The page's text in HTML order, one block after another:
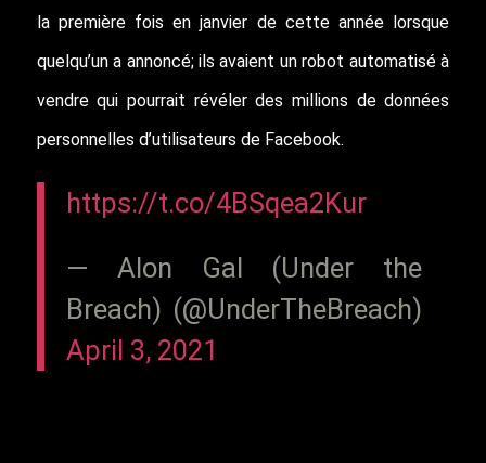
la première fois en janvier de cette année lorsque
quelqu’un a annoncé; ils avaient un robot automatisé à
vendre qui pourrait révéler des millions de données
personnelles d’utilisateurs de Facebook.
https://t.co/4BSqea2Kur
— Alon Gal (Under the
Breach) (@UnderTheBreach)
April 3, 2021